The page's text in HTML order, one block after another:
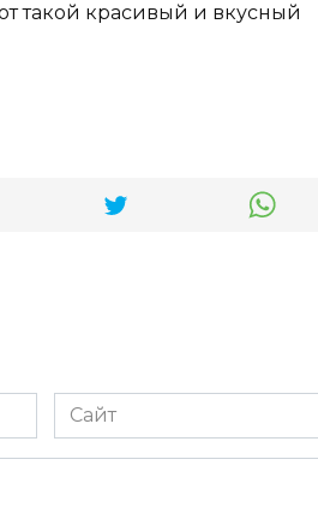
такой красивый и вкусный
Сайт